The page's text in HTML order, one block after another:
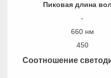
Соотношение
Пиковая длина
-
660 нм
450